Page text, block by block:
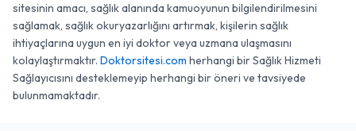
sitesinin amacı, sağlık alanında kamuoyunun bilgilendirilmesini
sağlamak, sağlık okuryazarlığını artırmak, kişilerin sağlık
ihtiyaçlarına uygun en iyi doktor veya uzmana ulaşmasını
kolaylaştırmaktır. Doktorsitesi.com herhangi bir Sağlık Hizmeti
Sağlayıcısını desteklemeyip herhangi bir öneri ve tavsiyede
bulunmamaktadır.